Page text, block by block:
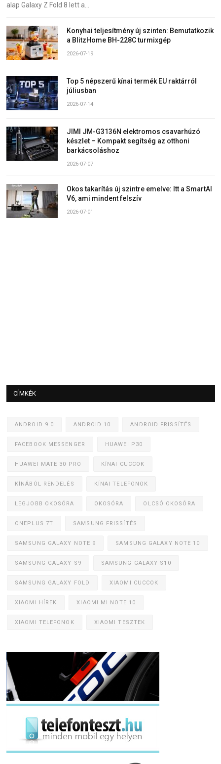
alap Galaxy Z Fold 8 lett a…
Konyhai teljesítmény új szinten: Bemutatkozik
a BlitzHome BH-228C turmixgép
2026-07-19
Top 5 népszerű kínai termék EU raktárról
júliusban
2026-07-14
JIMI JM-G3136N elektromos csavarhúzó
készlet – Kompakt segítség az otthoni
barkácsoláshoz
2026-07-07
Okos takarítás új szintre emelve: Itt a SmartAI
V6, ami mindent felszív
2026-07-01
CÍMKÉK
ANDROID 9.0 ANDROID 10 ANDROID FRISSÍTÉS
FACEBOOK MESSENGER HUAWEI P30
HUAWEI MATE 30 PRO KÍNAI CUCCOK
KÍNÁBÓL RENDELÉS KÍNAI TELEFONOK
LEGJOBB OKOSÓRA OKOSÓRA OLCSÓ OKOSÓRA
ONEPLUS 7T SAMSUNG FRISSÍTÉS
SAMSUNG GALAXY NOTE 9 SAMSUNG GALAXY NOTE 10
SAMSUNG GALAXY S9 SAMSUNG GALAXY S10
SAMSUNG GALAXY FOLD XIAOMI CUCCOK
XIAOMI HÍREK XIAOMI MI NOTE 10
XIAOMI TELEFONOK XIAOMI TESZTEK